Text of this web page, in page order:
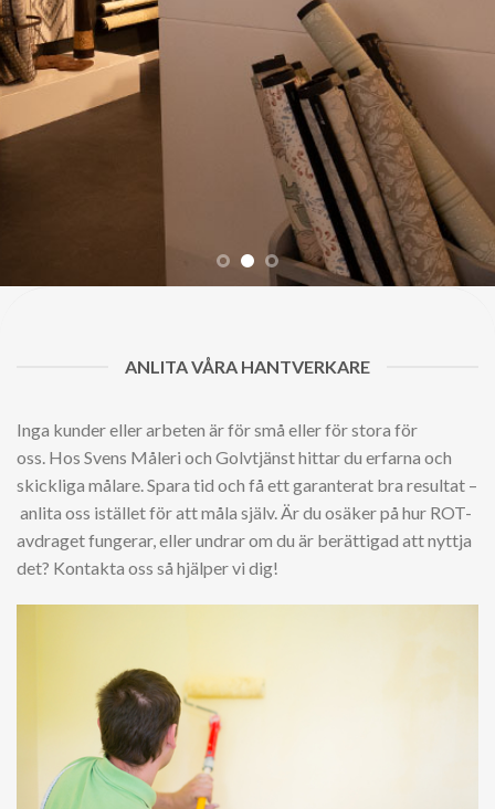
ANLITA VÅRA HANTVERKARE
Inga kunder eller arbeten är för små eller för stora för
oss. Hos Svens Måleri och Golvtjänst hittar du erfarna och
skickliga målare. Spara tid och få ett garanterat bra resultat –
anlita oss istället för att måla själv. Är du osäker på hur ROT-
avdraget fungerar, eller undrar om du är berättigad att nyttja
det? Kontakta oss så hjälper vi dig!